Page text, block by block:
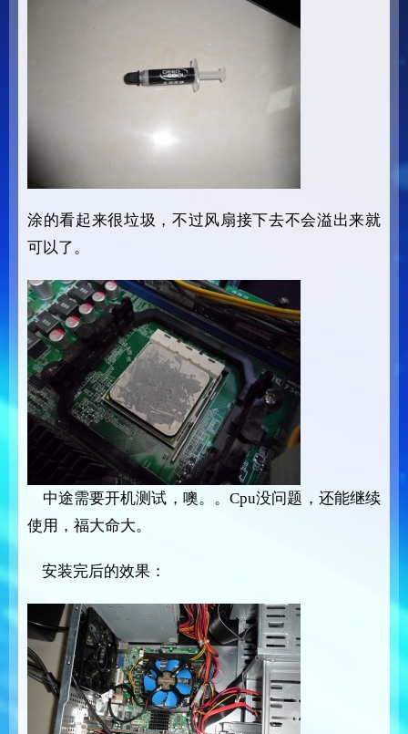
涂的看起来很垃圾，不过风扇接下去不会溢出来就
可以了。
中途需要开机测试，噢。。Cpu没问题，还能继续
使用，福大命大。
安装完后的效果：